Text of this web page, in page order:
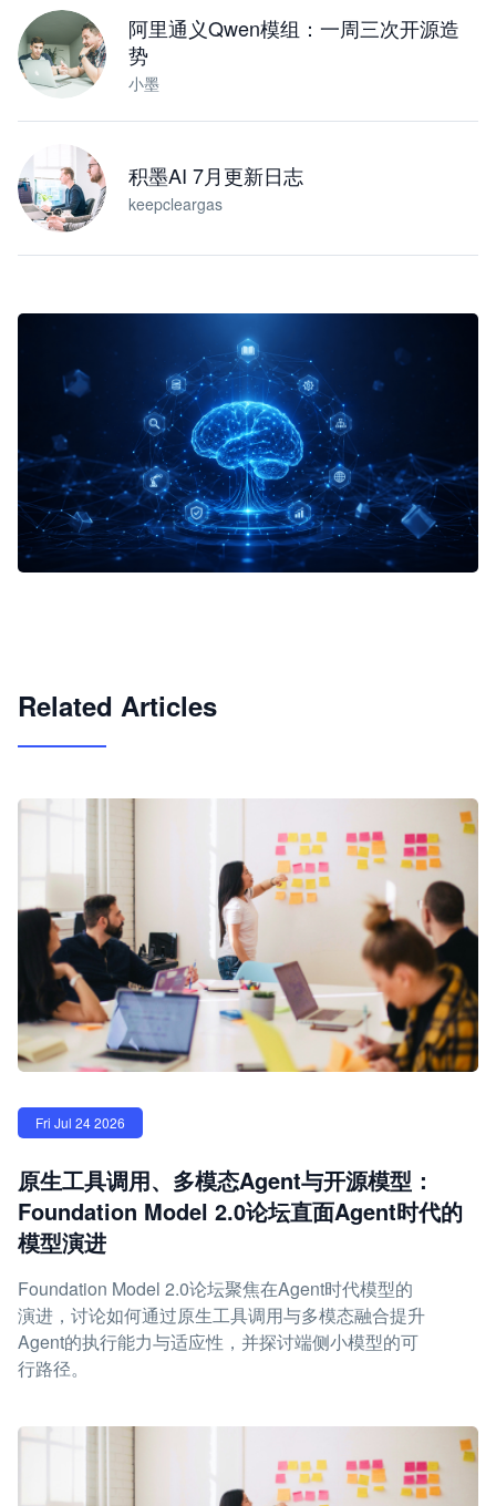
阿里通义Qwen模组：一周三次开源造
势
小墨
积墨AI 7月更新日志
keepcleargas
Related Articles
Fri Jul 24 2026
原生工具调用、多模态Agent与开源模型：
Foundation Model 2.0论坛直面Agent时代的
模型演进
Foundation Model 2.0论坛聚焦在Agent时代模型的
演进，讨论如何通过原生工具调用与多模态融合提升
Agent的执行能力与适应性，并探讨端侧小模型的可
行路径。